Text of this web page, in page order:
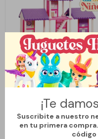
¡Te
Suscribite a nuestro
en tu primera
LlegaMAÑANA
$ 5.629 $ 7.650
26